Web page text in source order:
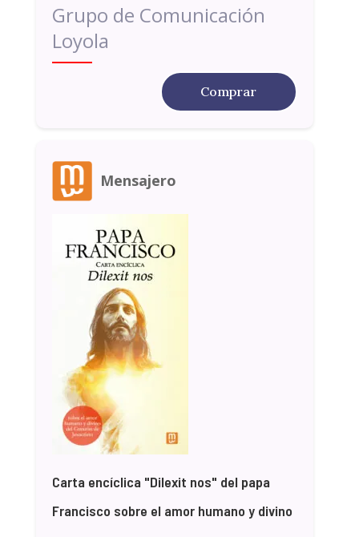
Grupo de Comunicación
Loyola
Comprar
Mensajero
Carta encíclica "Dilexit nos" del papa
Francisco sobre el amor humano y divino